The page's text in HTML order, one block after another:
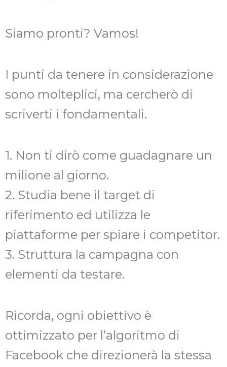
Siamo pronti? Vamos!
I punti da tenere in considerazione
sono molteplici, ma cercherò di
scriverti i fondamentali.
1. Non ti dirò come guadagnare un
milione al giorno.
2. Studia bene il target di
riferimento ed utilizza le
piattaforme per spiare i competitor.
3. Struttura la campagna con
elementi da testare.
Ricorda, ogni obiettivo è
ottimizzato per l’algoritmo di
Facebook che direzionerà la stessa